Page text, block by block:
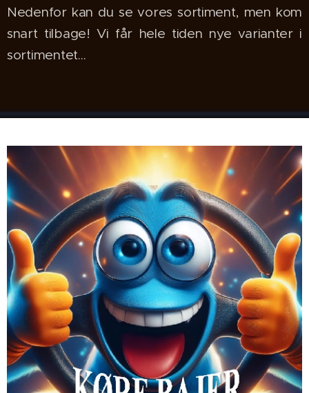
Nedenfor kan du se vores sortiment, men kom
snart tilbage! Vi får hele tiden nye varianter i
sortimentet...